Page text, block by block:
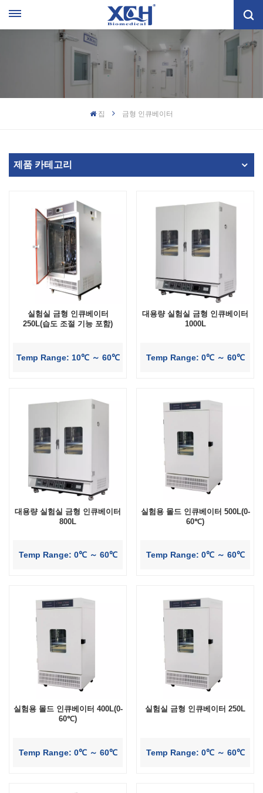
집 금형 인큐베이터
제품 카테고리
실험실 금형 인큐베이터
250L(습도 조절 기능 포함)
Temp Range: 10℃ ～ 60℃
대용량 실험실 금형 인큐베이터
1000L
Temp Range: 0℃ ～ 60℃
대용량 실험실 금형 인큐베이터
800L
Temp Range: 0℃ ～ 60℃
실험용 몰드 인큐베이터 500L(0-
60℃)
Temp Range: 0℃ ～ 60℃
실험용 몰드 인큐베이터 400L(0-
60℃)
Temp Range: 0℃ ～ 60℃
실험실 금형 인큐베이터 250L
Temp Range: 0℃ ～ 60℃